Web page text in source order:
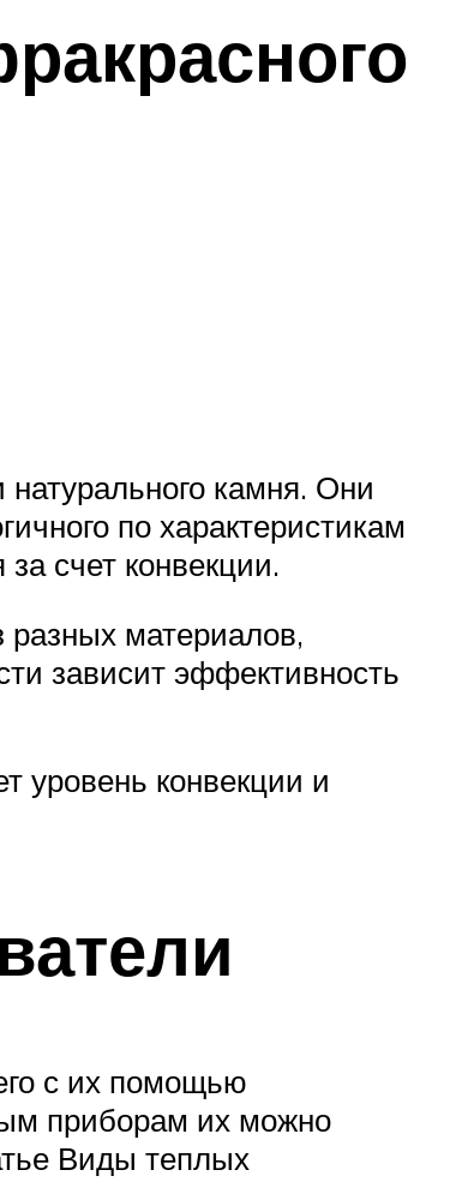
камня. Они
по характеристикам
счет конвекции.
разных материалов,
зависит эффективность
уровень конвекции и
с их помощью
приборам их можно
Виды теплых